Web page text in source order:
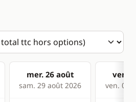
mer. 26 août
sam. 29 août 2026
ven.
ven. 04